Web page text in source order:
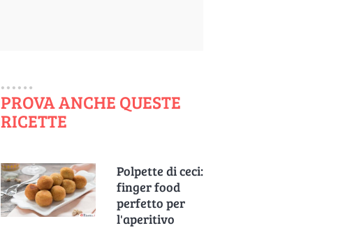
PROVA ANCHE QUESTE
RICETTE
Polpette di ceci:
finger food
perfetto per
l'aperitivo